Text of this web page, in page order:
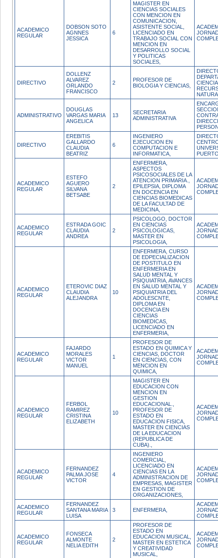
ACADEMICO
REGULAR
DOBSON SOTO
AGNNES
JESSICA
6
MAGISTER EN
CIENCIAS SOCIALES
CON MENCION EN
COMUNICACION,
ASISTENTE SOCIAL,
LICENCIADO EN
TRABAJO SOCIAL CON
MENCION EN
DESARROLLO SOCIAL
Y POLITICAS
SOCIALES,
DIRECTIVO
DOLLENZ
ALVAREZ
ORLANDO
FRANCISCO
2
PROFESOR DE
BIOLOGIA Y CIENCIAS,
ADMINISTRATIVO
DOUGLAS
VARGAS MARIA
ANGELICA
13
SECRETARIA
ADMINISTRATIVA
DIRECTIVO
EREBITIS
GALLARDO
CLAUDIA
BEATRIZ
6
INGENIERO
EJECUCION EN
COMPUTACION E
INFORMATICA,
ACADEMICO
REGULAR
ESTEFO
AGUERO
SILVANA
BETSABE
2
ENFERMERA,
ASPECTOS
PSICOSOCIALES DE LA
ATENCION PRIMARIA.,
EPILEPSIA, DIPLOMA
EN DOCENCIA EN
CIENCIAS BIOMEDICAS
DE LA FACULTAD DE
MEDICINA,
ACADEMICO
REGULAR
ESTRADA GOIC
CLAUDIA
ANDREA
2
PSICOLOGO, DOCTOR
EN CIENCIAS
PSICOLOGICAS,
MASTER EN
PSICOLOGIA,
ACADEMICO
REGULAR
ETEROVIC DIAZ
CLAUDIA
ALEJANDRA
10
ENFERMERA, CURSO
DE EDPECIALIZACION
DE POSTITULO EN
ENFERMERIA EN
SALUD MENTAL Y
PSIQUIATRIA, AVANCES
EN SALUD MENTAL Y
PSIQUIATRIA DEL
ADOLESCNTE,
DIPLOMA EN
DOCENCIA EN
CIENCIAS
BIOMEDICAS,
LICENCIADO EN
ENFERMERIA,
ACADEMICO
REGULAR
FAJARDO
MORALES
VICTOR
MANUEL
1
PROFESOR DE
ESTADO EN QUIMICA Y
CIENCIAS, DOCTOR
EN CIENCIAS, CON
MENCION EN
QUIMICA,
ACADEMICO
REGULAR
FERBOL
RAMIREZ
CRISTINA
ELIZABETH
10
MAGISTER EN
EDUCACION CON
MENCION EN
GESTION
EDUCACIONAL.,
PROFESOR DE
ESTADO EN
EDUCACION FISICA,
MASTER EN CIENCIAS
DE LA EDUCACION
(REPUBLICA DE
CUBA).,
ACADEMICO
REGULAR
FERNANDEZ
PALMA JOSE
VICTOR
4
INGENIERO
COMERCIAL,
LICENCIADO EN
CIENCIAS EN LA
ADMINISTRACION DE
EMPRESAS, MAGISTER
EN GESTION DE
ORGANIZACIONES,
ACADEMICO
REGULAR
FERNANDEZ
SANTANA MARIA
LUISA
3 ENFERMERA,
ACADEMICO
REGULAR
FONSECA
ALMONTE
NELIA EDITH
2
PROFESOR DE
ESTADO EN
EDUCACION MUSICAL,
MASTER EN ESTETICA
Y CREATIVIDAD
MUSICAL,